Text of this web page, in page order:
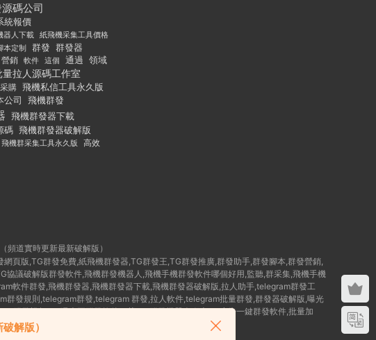
碼公司
統報價
器人下載 紙飛機采集工具價格
本定制
群發 群發器
營銷 軟件 這個 通過 領域
量拉人源碼工作室
購 飛機私信工具永久版
公司
飛機群發
飛機群發器下載
碼 飛機群發器破解版
飛機群采集工具永久版 高效
（頻道實時更新最新破解版）
頁版,TG群發免費,紙飛機群發器,TG群發王,TG群發推廣,群發助手,群發腳本,群發營銷,
議破解版群發軟件,飛機群發機器人,飛機手機群發軟件哪個好用,監聽,群采集,飛機手機
軟件群發,飛機群發器,飛機群發器下載,飛機群發器破解版,拉人助手,telegram群發工
發規則,telegram群發,telegram 群發,拉人軟件,telegram批量群發,群發器破解版,曝光
群發視頻,TG曝光王群發軟件下載,TG群發機器人腳本,Tg廣告一鍵群發軟件,批量加
碼,telegram 群發工具,如何群發telegram,TG群發器
解版）